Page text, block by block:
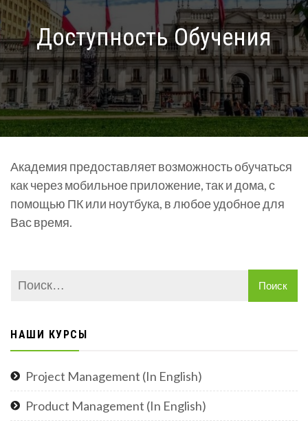
Доступность Обучения
Академия предоставляет возможность обучаться
как через мобильное приложение, так и дома, с
помощью ПК или ноутбука, в любое удобное для
Вас время.
НАШИ КУРСЫ
Project Management (In English)
Product Management (In English)